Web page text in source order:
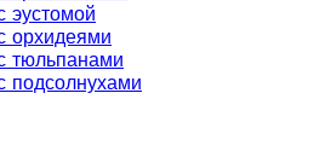
эустомой
орхидеями
тюльпанами
подсолнухами